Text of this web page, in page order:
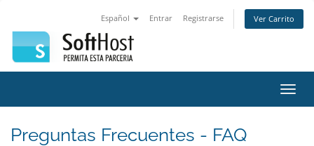
Español Entrar Registrarse Ver Carrito
Preguntas Frecuentes - FAQ